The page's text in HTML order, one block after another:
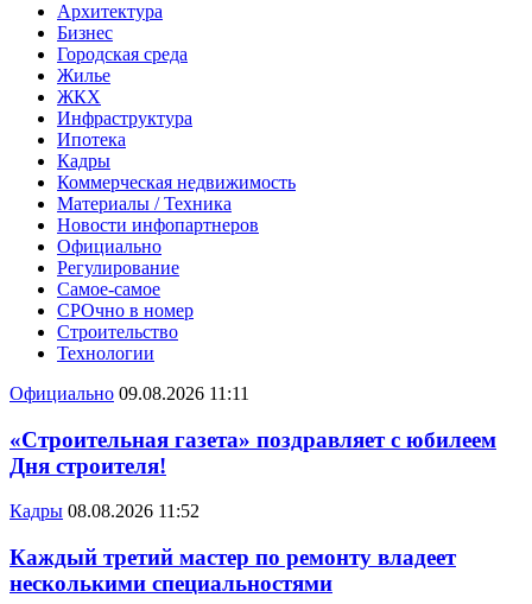
Архитектура
Бизнес
Городская среда
Жилье
ЖКХ
Инфраструктура
Ипотека
Кадры
Коммерческая недвижимость
Материалы / Техника
Новости инфопартнеров
Официально
Регулирование
Самое-самое
СРОчно в номер
Строительство
Технологии
Официально 09.08.2026 11:11
«Строительная газета» поздравляет с юбилеем
Дня строителя!
Кадры 08.08.2026 11:52
Каждый третий мастер по ремонту владеет
несколькими специальностями